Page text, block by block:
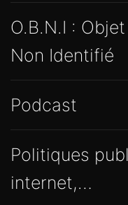
O.B.N.I :
Non Identifié
Podcast
Politiques
internet,…